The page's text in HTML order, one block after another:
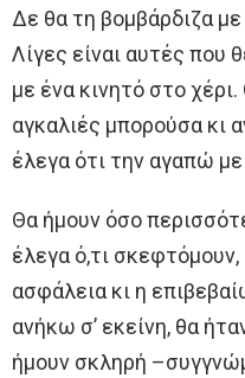
Δε θα τη βομβάρδιζα
Λίγες είναι αυτές που
με ένα κινητό στο
αγκαλιές μπορούσα κι
έλεγα ότι την αγαπώ με
Θα ήμουν όσο
έλεγα ό,τι
ασφάλεια κι η
ανήκω σ’ εκείνη, θα
ήμουν σκληρή